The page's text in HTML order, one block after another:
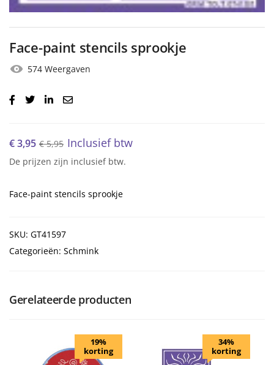
Face-paint stencils sprookje
574 Weergaven
€3,95 €5,95 Inclusief btw
De prijzen zijn inclusief btw.
Face-paint stencils sprookje
SKU: GT41597
Categorieën: Schmink
Gerelateerde producten
19%
korting
34%
korting